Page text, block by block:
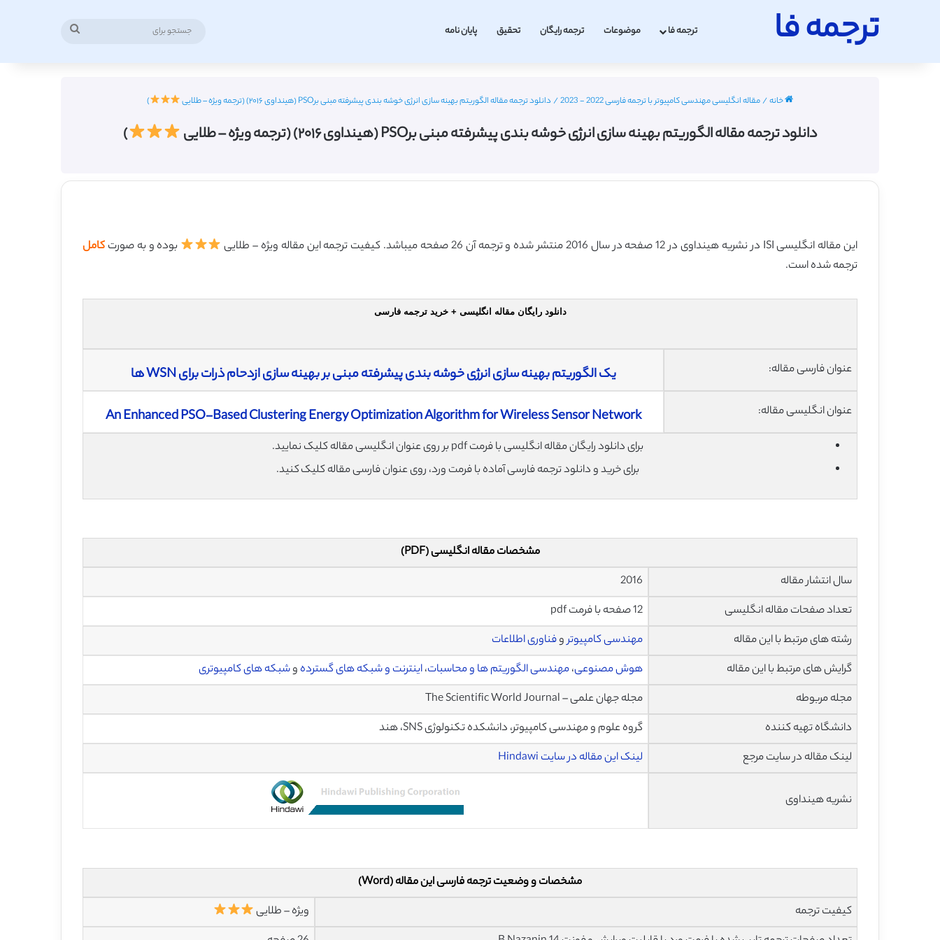
ترجمه فا ترجمه فا موضوعات ترجمه رایگان تحقیق پایان نامه
خانه/مقاله انگلیسی مهندسی کامپیوتر با ترجمه فارسی 2022 - 2023 / دانلود ترجمه مقاله الگوریتم بهینه سازی انرژی خوشه بندی پیشرفته مبنی برPSO (هینداوی ۲۰۱۶) (ترجمه ویژه – طلایی )
دانلود ترجمه مقاله الگوریتم بهینه سازی انرژی خوشه بندی پیشرفته مبنی برPSO (هینداوی ۲۰۱۶) (ترجمه ویژه – طلایی )
این مقاله انگلیسی ISI در نشریه هینداوی در 12 صفحه در سال 2016 منتشر شده و ترجمه آن 26 صفحه میباشد. کیفیت ترجمه این مقاله ویژه – طلایی بوده و به صورت کامل
ترجمه شده است.
دانلود رایگان مقاله انگلیسی + خرید ترجمه فارسی
عنوان فارسی مقاله: یک الگوریتم بهینه سازی انرژی خوشه بندی پیشرفته مبنی بر بهینه سازی ازدحام ذرات برای WSN ها
عنوان انگلیسی مقاله: An Enhanced PSO-Based Clustering Energy Optimization Algorithm for Wireless Sensor Network
برای دانلود رایگان مقاله انگلیسی با فرمت pdf بر روی عنوان انگلیسی مقاله کلیک نمایید.
برای خرید و دانلود ترجمه فارسی آماده با فرمت ورد، روی عنوان فارسی مقاله کلیک کنید.
مشخصات مقاله انگلیسی (PDF)
سال انتشار مقاله
2016
تعداد صفحات مقاله انگلیسی
12 صفحه با فرمت pdf
رشته های مرتبط با این مقاله
مهندسی کامپیوتروفناوری اطلاعات
گرایش های مرتبط با این مقاله
هوش مصنوعی،مهندسی الگوریتم ها و محاسبات،اینترنت و شبکه های گسترده وشبکه های کامپیوتری
مجله مربوطه
مجله جهان علمی – The Scientific World Journal
دانشگاه تهیه کننده
گروه علوم و مهندسی کامپیوتر، دانشکده تکنولوژی SNS، هند
لینک مقاله در سایت مرجع
لینک این مقاله در سایت Hindawi
نشریه هینداوی
مشخصات و وضعیت ترجمه فارسی این مقاله (Word)
کیفیت ترجمه
ویژه – طلایی